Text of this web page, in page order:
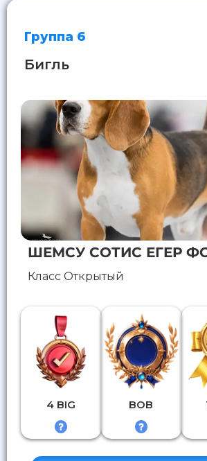
Группа 6
Бигль
ШЕМСУ СОТИС ЕГЕР
Класс Открытый
4 BIG BOB